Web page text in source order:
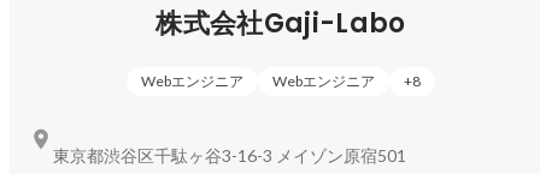
株式会社Gaji-Labo
Webエンジニア Webエンジニア +8
東京都渋谷区千駄ヶ谷3-16-3 メイゾン原宿501